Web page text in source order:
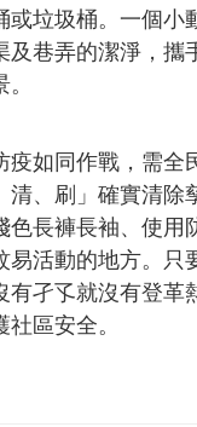
或垃圾桶。一個小
及巷弄的潔淨，攜
疫如同作戰，需全
清、刷」確實清除
色長褲長袖、使用
易活動的地方。只
有孑孓就沒有登革
區安全。